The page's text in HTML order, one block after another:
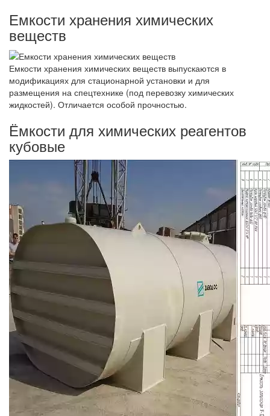
Емкости хранения химических
веществ
Емкости хранения химических веществ выпускаются в
модификациях для стационарной установки и для
размещения на спецтехнике (под перевозку химических
жидкостей). Отличается особой прочностью.
Ёмкости для химических реагентов
кубовые